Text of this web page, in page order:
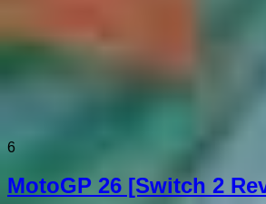
6
MotoGP 26 [Switch 2